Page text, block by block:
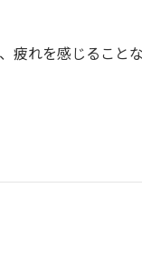
疲れを感じること